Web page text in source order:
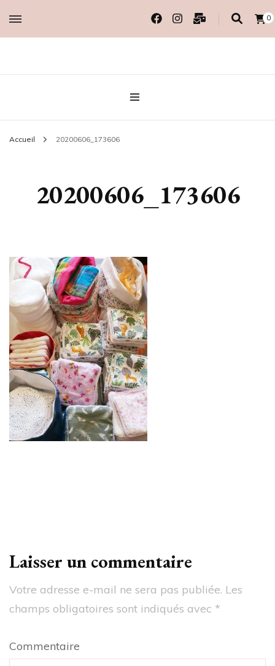
0
MADAME COTON
BIO
Accueil 20200606_173606
20200606_173606
Laisser un commentaire
Votre adresse e-mail ne sera pas publiée. Les
champs obligatoires sont indiqués avec *
Commentaire